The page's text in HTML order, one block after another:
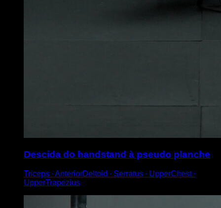
Descida do handstand à pseudo planche
Triceps ∙ AnteriorDeltoid ∙ Serratus ∙ UpperChest ∙
UpperTrapezius